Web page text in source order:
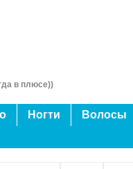
в плюсе))
Ногти
Волосы